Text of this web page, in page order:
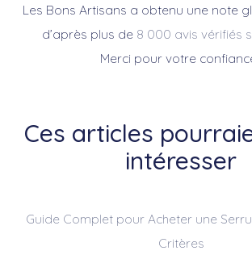
Les Bons Artisans a obtenu une note
d’après plus de 8 000 avis vérifiés
Merci pour votre
Ces articles
intéresser
Guide Complet pour Acheter une
Critères